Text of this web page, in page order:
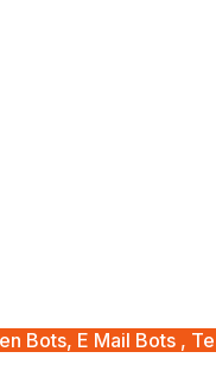
Bots, E Mail Bots ,